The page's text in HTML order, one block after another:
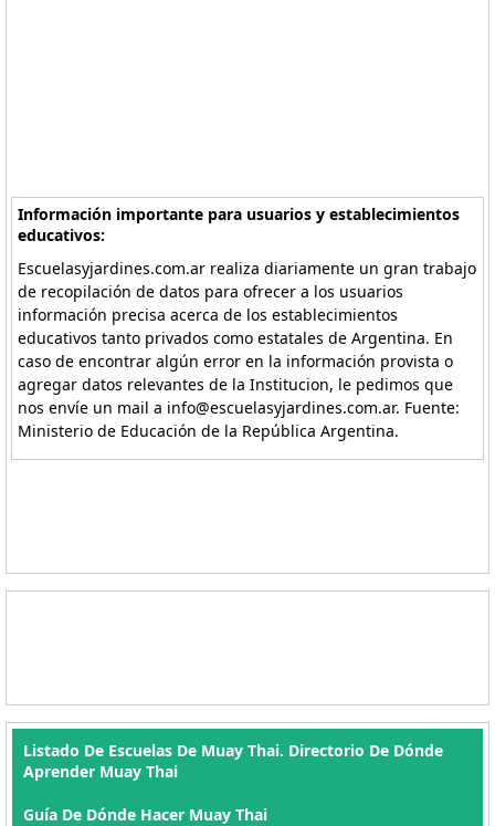
Información importante para usuarios y establecimientos
educativos:
Escuelasyjardines.com.ar realiza diariamente un gran trabajo
de recopilación de datos para ofrecer a los usuarios
información precisa acerca de los establecimientos
educativos tanto privados como estatales de Argentina. En
caso de encontrar algún error en la información provista o
agregar datos relevantes de la Institucion, le pedimos que
nos envíe un mail a info@escuelasyjardines.com.ar. Fuente:
Ministerio de Educación de la República Argentina.
Listado De Escuelas De Muay Thai. Directorio De Dónde
Aprender Muay Thai
Guía De Dónde Hacer Muay Thai